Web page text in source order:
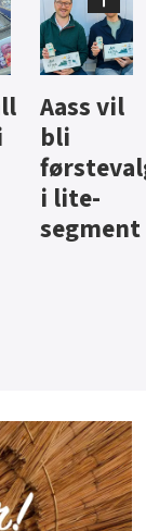
Hard
iste fra
Hansa